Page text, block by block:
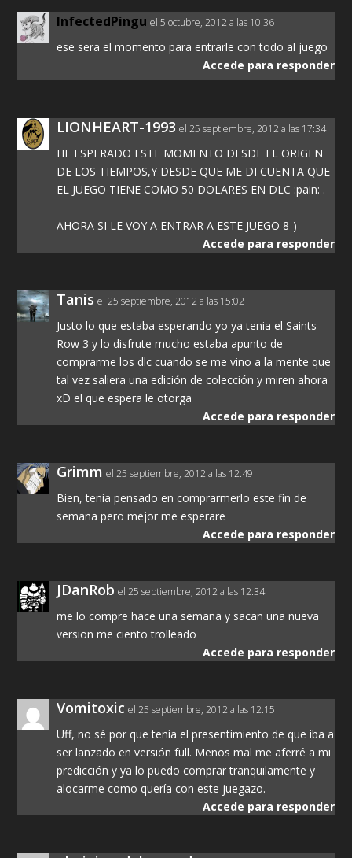
InfectedPingu el 5 octubre, 2012 a las 10:36
ese sera el momento para entrarle con todo al juego
Accede para responder
LIONHEART-1993 el 25 septiembre, 2012 a las 17:34
HE ESPERADO ESTE MOMENTO DESDE EL ORIGEN
DE LOS TIEMPOS,Y DESDE QUE ME DI CUENTA QUE
EL JUEGO TIENE COMO 50 DOLARES EN DLC :pain: .
AHORA SI LE VOY A ENTRAR A ESTE JUEGO 8-)
Accede para responder
Tanis el 25 septiembre, 2012 a las 15:02
Justo lo que estaba esperando yo ya tenia el Saints
Row 3 y lo disfrute mucho estaba apunto de
comprarme los dlc cuando se me vino a la mente que
tal vez saliera una edición de colección y miren ahora
xD el que espera le otorga
Accede para responder
Grimm el 25 septiembre, 2012 a las 12:49
Bien, tenia pensado en comprarmerlo este fin de
semana pero mejor me esperare
Accede para responder
JDanRob el 25 septiembre, 2012 a las 12:34
me lo compre hace una semana y sacan una nueva
version me ciento trolleado
Accede para responder
Vomitoxic el 25 septiembre, 2012 a las 12:15
Uff, no sé por que tenía el presentimiento de que iba a
ser lanzado en versión full. Menos mal me aferré a mi
predicción y ya lo puedo comprar tranquilamente y
alocarme como quería con este juegazo.
Accede para responder